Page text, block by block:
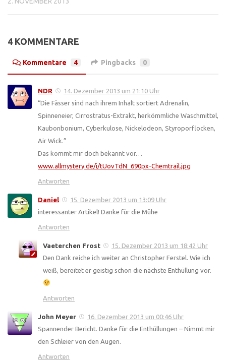
4 KOMMENTARE
Kommentare 4 Pingbacks 0
NDR
14. Dezember 2013 um 21:10 Uhr
“Die Fässer sind nach ihrem Inhalt sortiert Adrenalin,
Spinneneier, Cirrostratus-Extrakt, herkömmliche Waschmittel,
Kaubonbonium, Cyberkulose, Nickelodeon, Styroporflocken,
Air Wick.”
Das kommt mir doch bekannt vor…
www.allmystery.de/i/tUovTdN_690px-Chemtrail.jpg
Antworten
Daniel
15. Dezember 2013 um 13:09 Uhr
interessanter Artikel! Danke für die Mühe
Antworten
Vaeterchen Frost
15. Dezember 2013 um 18:42 Uhr
Den Dank reiche ich weiter an Christopher Ferstel. Wie ich
weiß, bereitet er geistig schon die nächste Enthüllung vor.
Antworten
John Meyer
16. Dezember 2013 um 00:46 Uhr
Spannender Bericht. Danke für die Enthüllungen – Nimmt mir
den Schleier von den Augen.
Antworten